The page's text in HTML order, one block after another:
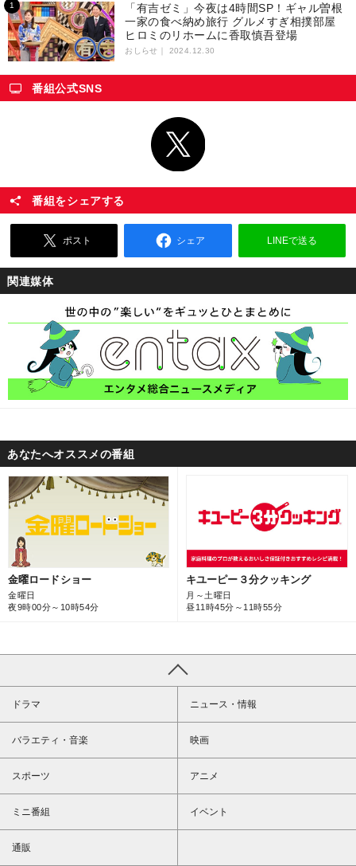
「有吉ゼミ」今夜は4時間SP！ギャル曽根
一家の食べ納め旅行 グルメすぎ相撲部屋
ヒロミのリホームに香取慎吾登場
おしらせ｜ 2024.12.30
番組公式SNS
番組をシェアする
ポスト シェア LINEで送る
関連媒体
あなたへオススメの番組
金曜ロードショー
金曜日
夜9時00分～10時54分
キユーピー３分クッキング
月～土曜日
昼11時45分～11時55分
ドラマ ニュース・情報
バラエティ・音楽 映画
スポーツ アニメ
ミニ番組 イベント
通販